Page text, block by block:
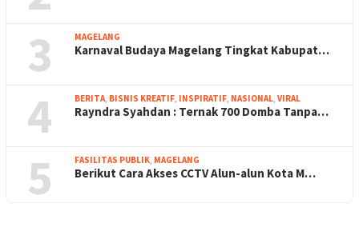
3 MAGELANG
Karnaval Budaya Magelang Tingkat Kabupat…
4 BERITA, BISNIS KREATIF, INSPIRATIF, NASIONAL, VIRAL
Rayndra Syahdan : Ternak 700 Domba Tanpa…
5 FASILITAS PUBLIK, MAGELANG
Berikut Cara Akses CCTV Alun-alun Kota M…